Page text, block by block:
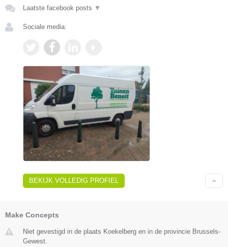
Laatste facebook posts ▼
Sociale media:
BEKIJK VOLLEDIG PROFIEL
Make Concepts
Niet gevestigd in de plaats Koekelberg en in de provincie Brussels-
Gewest.